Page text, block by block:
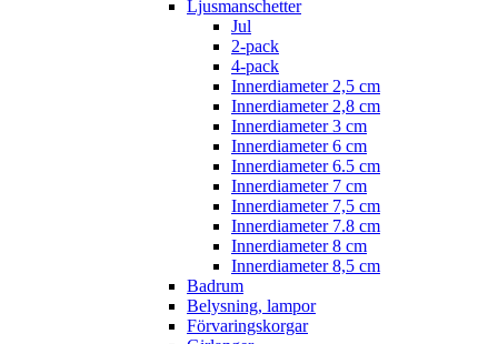
Ljusmanschetter
Jul
2-pack
4-pack
Innerdiameter 2,5 cm
Innerdiameter 2,8 cm
Innerdiameter 3 cm
Innerdiameter 6 cm
Innerdiameter 6.5 cm
Innerdiameter 7 cm
Innerdiameter 7,5 cm
Innerdiameter 7.8 cm
Innerdiameter 8 cm
Innerdiameter 8,5 cm
Badrum
Belysning, lampor
Förvaringskorgar